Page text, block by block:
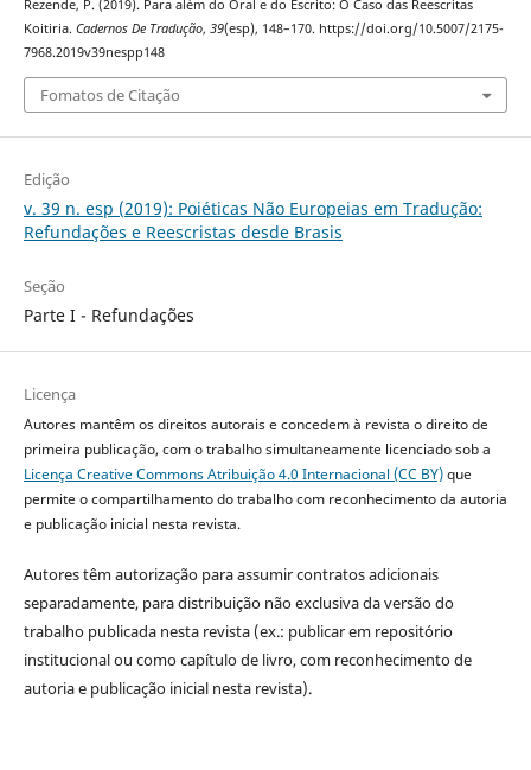
Rezende, P. (2019). Para além do Oral e do Escrito: O Caso das Reescritas
Koitiria. Cadernos De Tradução, 39(esp), 148–170. https://doi.org/10.5007/2175-
7968.2019v39nespp148
Fomatos de Citação
Edição
v. 39 n. esp (2019): Poiéticas Não Europeias em Tradução:
Refundações e Reescristas desde Brasis
Seção
Parte I - Refundações
Licença
Autores mantêm os direitos autorais e concedem à revista o direito de
primeira publicação, com o trabalho simultaneamente licenciado sob a
Licença Creative Commons Atribuição 4.0 Internacional (CC BY)que
permite o compartilhamento do trabalho com reconhecimento da autoria
e publicação inicial nesta revista.
Autores têm autorização para assumir contratos adicionais
separadamente, para distribuição não exclusiva da versão do
trabalho publicada nesta revista (ex.: publicar em repositório
institucional ou como capítulo de livro, com reconhecimento de
autoria e publicação inicial nesta revista).